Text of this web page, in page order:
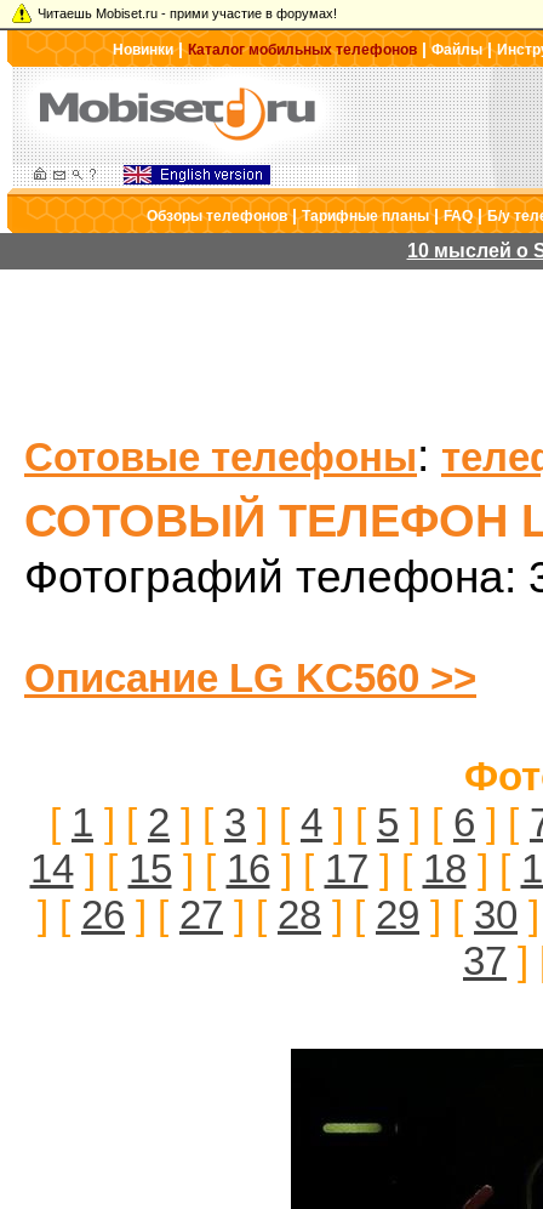
Читаешь Mobiset.ru - прими участие в форумах!
Новинки|Каталог мобильных телефонов |Файлы|
Обзоры телефонов|Тарифные планы|FAQ|Б/у
10 мыслей о
Сотовые телефоны:
СОТОВЫЙ ТЕЛЕФОН
Фотографий телефона:
Описание LG KC560 >>
[ 1 ] [ 2 ] [ 3 ] [ 4 ] [ 5 ] [ 6 ] [
14] [ 15 ] [ 16 ] [ 17 ] [ 18 ] [
] [ 26 ] [ 27 ] [ 28 ] [ 29 ] [ 30
37 ]